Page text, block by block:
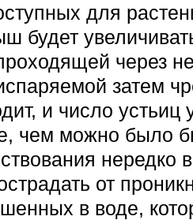
для
будет
через
затем
и число
чем можно было
нередко
от
в воде,